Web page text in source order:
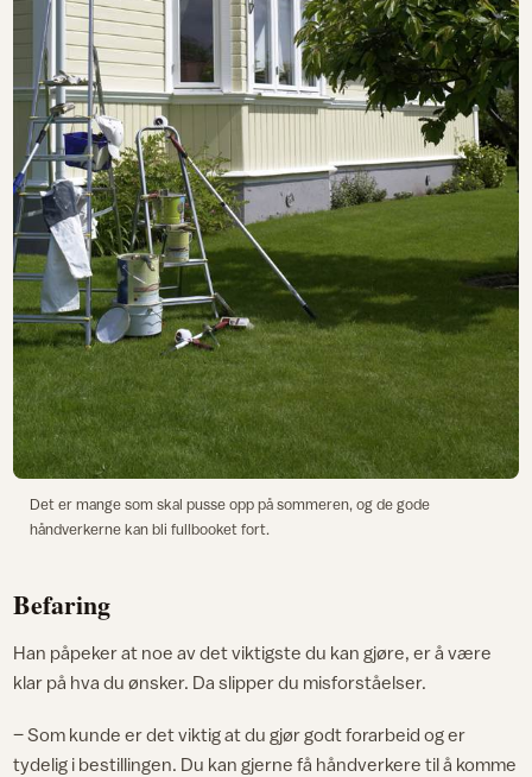
Det er mange som skal pusse opp på sommeren, og de gode
håndverkerne kan bli fullbooket fort.
Befaring
Han påpeker at noe av det viktigste du kan gjøre, er å være
klar på hva du ønsker. Da slipper du misforståelser.
– Som kunde er det viktig at du gjør godt forarbeid og er
tydelig i bestillingen. Du kan gjerne få håndverkere til å komme